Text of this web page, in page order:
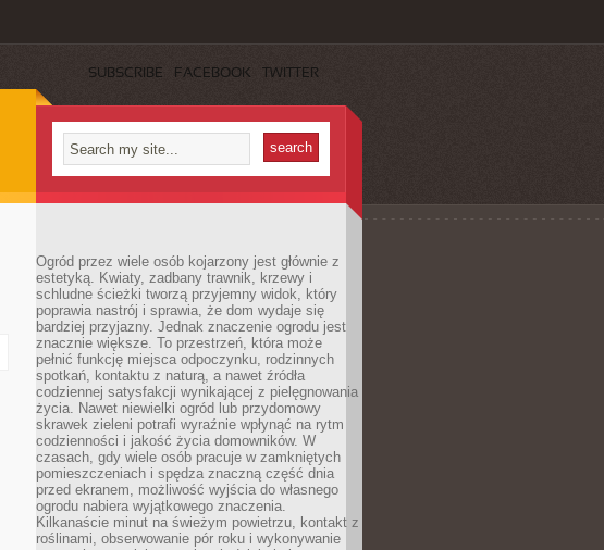
SUBSCRIBE FACEBOOK TWITTER
Ogród przez wiele osób kojarzony jest głównie z
estetyką. Kwiaty, zadbany trawnik, krzewy i
schludne ścieżki tworzą przyjemny widok, który
poprawia nastrój i sprawia, że dom wydaje się
bardziej przyjazny. Jednak znaczenie ogrodu jest
znacznie większe. To przestrzeń, która może
pełnić funkcję miejsca odpoczynku, rodzinnych
spotkań, kontaktu z naturą, a nawet źródła
codziennej satysfakcji wynikającej z pielęgnowania
życia. Nawet niewielki ogród lub przydomowy
skrawek zieleni potrafi wyraźnie wpłynąć na rytm
codzienności i jakość życia domowników. W
czasach, gdy wiele osób pracuje w zamkniętych
pomieszczeniach i spędza znaczną część dnia
przed ekranem, możliwość wyjścia do własnego
ogrodu nabiera wyjątkowego znaczenia.
Kilkanaście minut na świeżym powietrzu, kontakt z
roślinami, obserwowanie pór roku i wykonywanie